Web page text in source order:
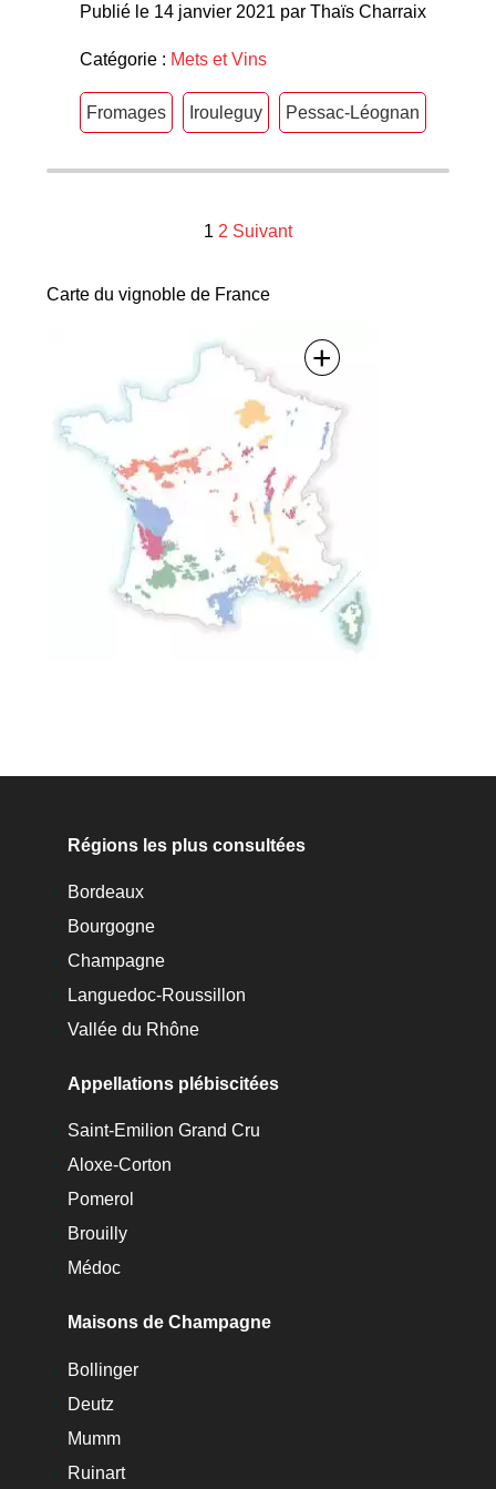
Publié le 14 janvier 2021 par Thaïs Charraix
Catégorie : Mets et Vins
Fromages Irouleguy Pessac-Léognan
des
1 2 Suivant
Carte du vignoble de France
+
Régions les plus consultées
Bordeaux
Bourgogne
Champagne
Languedoc-Roussillon
Vallée du Rhône
Appellations plébiscitées
Saint-Emilion Grand Cru
Aloxe-Corton
Pomerol
Brouilly
Médoc
Maisons de Champagne
Bollinger
Deutz
Mumm
Ruinart